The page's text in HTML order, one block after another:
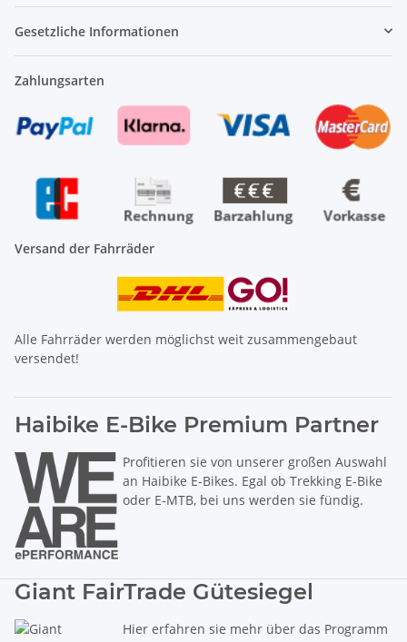
Gesetzliche Informationen
Zahlungsarten
Versand der Fahrräder
Alle Fahrräder werden möglichst weit zusammengebaut
versendet!
Haibike E-Bike Premium Partner
Profitieren sie von unserer großen Auswahl
an Haibike E-Bikes. Egal ob Trekking E-Bike
oder E-MTB, bei uns werden sie fündig.
Giant FairTrade Gütesiegel
Hier erfahren sie mehr über das Programm